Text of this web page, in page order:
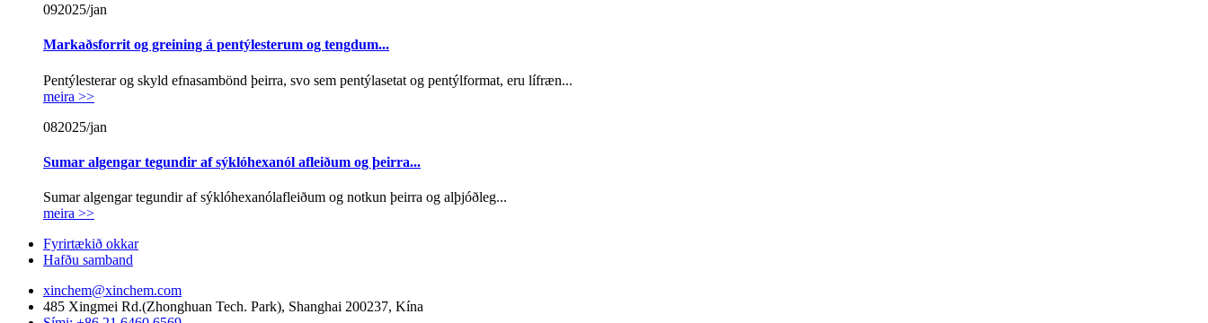
092025/jan
Markaðsforrit og greining á pentýlesterum og tengdum...
Pentýlesterar og skyld efnasambönd þeirra, svo sem pentýlasetat og pentýlformat, eru lífræn...
meira >>
082025/jan
Sumar algengar tegundir af sýklóhexanól afleiðum og þeirra...
Sumar algengar tegundir af sýklóhexanólafleiðum og notkun þeirra og alþjóðleg...
meira >>
Fyrirtækið okkar
Hafðu samband
xinchem@xinchem.com
485 Xingmei Rd.(Zhonghuan Tech. Park), Shanghai 200237, Kína